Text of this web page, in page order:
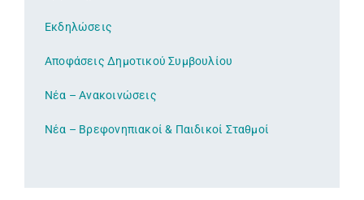
Εκδηλώσεις
Αποφάσεις Δημοτικού Συμβουλίου
Νέα – Ανακοινώσεις
Νέα – Βρεφονηπιακοί & Παιδικοί Σταθμοί